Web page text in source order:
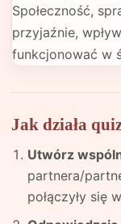
Społeczność,
przyjaźnie,
funkcjonować w
Jak działa
Utwórz
partnera/
połączyły się